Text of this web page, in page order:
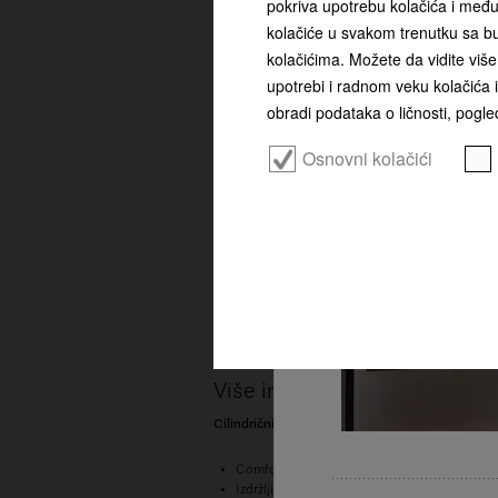
Više informacija o proizvodu
Cilindrični usisivač snažno usisavanje |
ComfortFit: Razvijeno za najviše standarde
Izdržljivo: testirano u uslovima
pokriva upotrebu kolačića i
kolačiće u svakom trenutku sa
kolačićima. Možete da vidite
upotrebi i radnom veku
obradi podataka o ličnosti,
Osnovni kolačići
HyClean Pure